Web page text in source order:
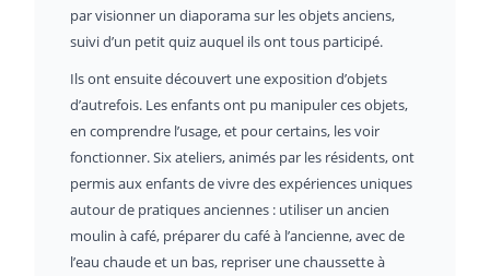
par visionner un diaporama sur les objets anciens,
suivi d’un petit quiz auquel ils ont tous participé.
Ils ont ensuite découvert une exposition d’objets
d’autrefois. Les enfants ont pu manipuler ces objets,
en comprendre l’usage, et pour certains, les voir
fonctionner. Six ateliers, animés par les résidents, ont
permis aux enfants de vivre des expériences uniques
autour de pratiques anciennes : utiliser un ancien
moulin à café, préparer du café à l’ancienne, avec de
l’eau chaude et un bas, repriser une chaussette à